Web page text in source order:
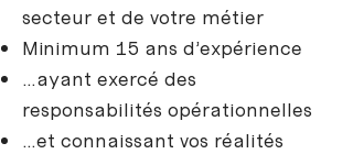
secteur et de votre métier
Minimum 15 ans d’expérience
…ayant exercé des
responsabilités opérationnelles
…et connaissant vos réalités